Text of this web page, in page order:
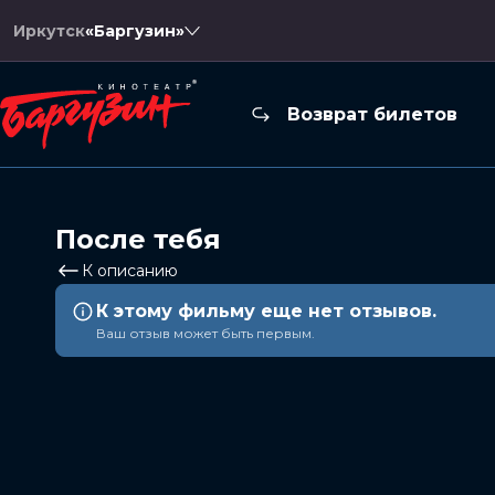
Иркутск«Баргузин»
Возврат билетов
После тебя
К описанию
К этому фильму еще нет отзывов.
Ваш отзыв может быть первым.